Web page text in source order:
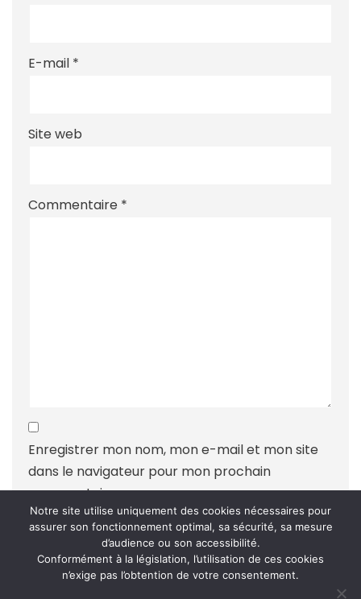
E-mail *
Site web
Commentaire *
Enregistrer mon nom, mon e-mail et mon site
dans le navigateur pour mon prochain
commentaire.
Ce site utilise Akismet pour réduire les indésirables.
Notre site utilise uniquement des cookies nécessaires pour
assurer son fonctionnement optimal, sa sécurité, sa mesure
d’audience ou son accessibilité.
Conformément à la législation, l’utilisation de ces cookies
n’exige pas l’obtention de votre consentement.